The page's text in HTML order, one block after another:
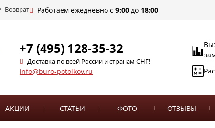
Работаем ежедневно с 9:00 до 18:00
Возврат
+7 (495) 128-35-32
Доставка по всей России и странам СНГ!
info@buro-potolkov.ru
АКЦИИ СТАТЬИ ФОТО ОТЗЫВЫ